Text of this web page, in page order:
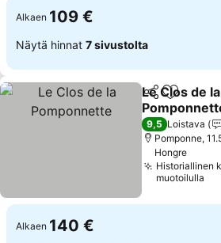
Alkaen 109 €
Näytä hinnat 7 sivustolta
Jaa Lisää
Le Clos de la
Katso hinnat
9,5 Loistava
Pomponne,
Hongre
Historiallinen
muotoilulla
Alkaen 140 €